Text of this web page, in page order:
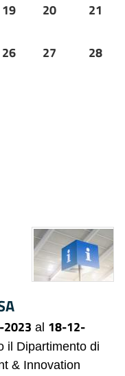
19 20 21
26 27 28
al 18-12-
il Dipartimento di
& Innovation